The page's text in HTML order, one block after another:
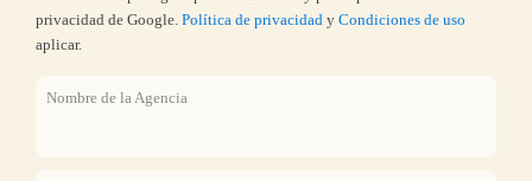
privacidad de Google. Política de privacidad y Condiciones de uso
aplicar.
Nombre de la Agencia